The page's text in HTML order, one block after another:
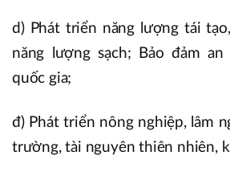
d) Phát triển năng lượng tái
năng lượng sạch; Bảo đảm
quốc gia;
đ) Phát triển nông nghiệp, lâm
trường, tài nguyên thiên nhiên,